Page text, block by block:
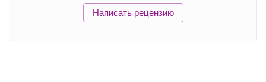
Написать рецензию